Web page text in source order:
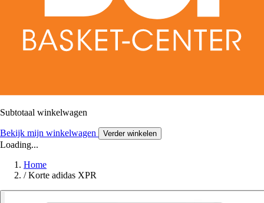
Subtotaal winkelwagen
Bekijk mijn winkelwagen Verder winkelen
Loading...
Home
/ Korte adidas XPR